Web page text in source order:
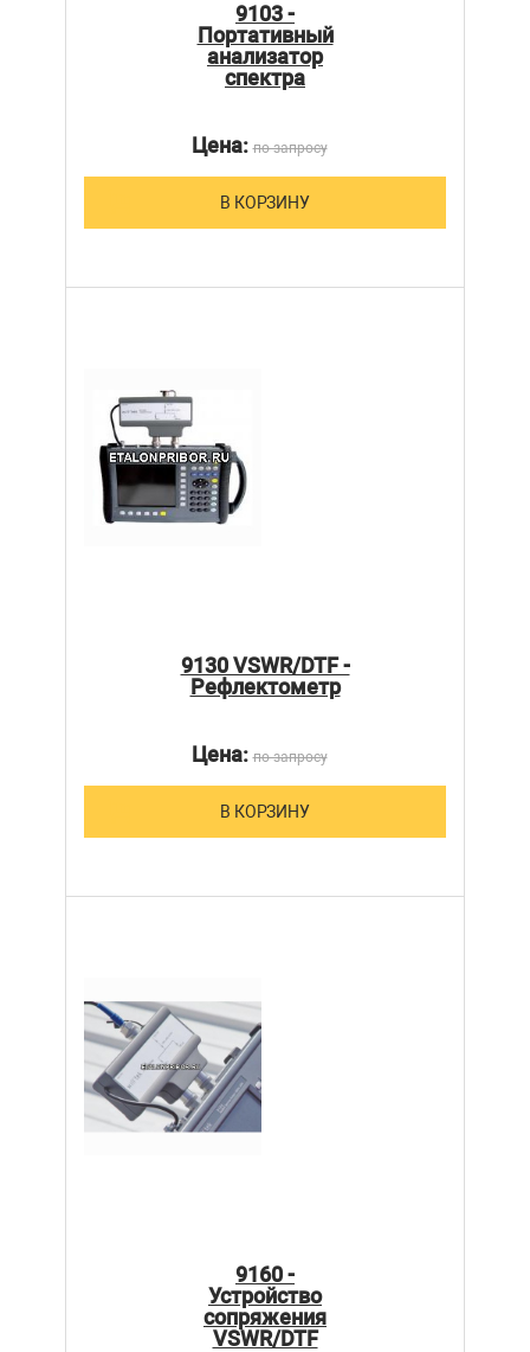
9103 -
Портативный
анализатор
спектра
Цена:по запросу
В КОРЗИНУ
9130 VSWR/DTF -
Рефлектометр
Цена:по запросу
В КОРЗИНУ
9160 -
Устройство
сопряжения
VSWR/DTF